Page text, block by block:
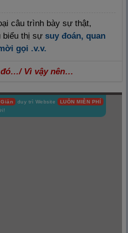
câu trình bày sự thật,
biểu thị sự suy đoán, quan
gọi .v.v.
đó…/ Vì vậy nên…
duy trì Website
LUÔN MIỄN PHÍ